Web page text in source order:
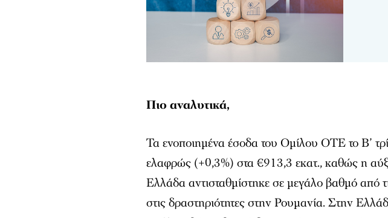
Πιο αναλυτικά,
Τα ενοποιημένα έσοδα του Ομίλου ΟΤΕ το Β’
ελαφρώς (+0,3%) στα €913,3 εκατ., καθώς η
Ελλάδα αντισταθμίστηκε σε μεγάλο βαθμό από
στις δραστηριότητες στην Ρουμανία. Στην